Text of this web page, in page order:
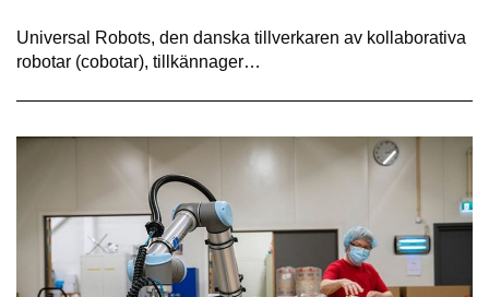
Universal Robots, den danska tillverkaren av kollaborativa
robotar (cobotar), tillkännager…